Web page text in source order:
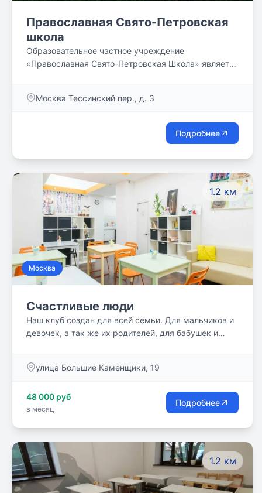
Православная Свято-Петровская
школа
Образовательное частное учреждение
«Православная Свято-Петровская Школа» является
обеспечить высокий уровень образования, в
компонент образования, развитие индивидуальных
способностей детей, а также их нравственное,
мировой культуры.
Москва Тессинский пер., д. 3
Подробнее
1.2 км
Москва
Счастливые люди
Наш клуб создан для всей семьи. Для мальчиков и
девочек, а так же их родителей, для бабушек и
направления: творчество, движение и, конечно,
улица Большие Каменщики, 19
48 000 руб
в месяц
Подробнее
1.2 км